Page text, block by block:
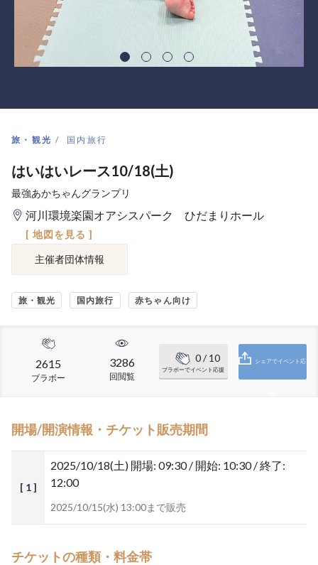
旅・観光 国内旅行
はいはいレース10/18(土)
最強あかちゃんグランプリ
河川環境楽園オアシスパーク ひだまりホール
[ 地図を見る ]
主催者団体情報
旅・観光 国内旅行 赤ちゃん向け
2615
ブラボー
3286
回閲覧
0/ 10
ブラボーでイベント応援
シェアでイベント応
開場/開演情報・チケット販売期間
[ 1 ]
2025/10/18(土) 開場: 09:30 / 開始: 10:30 / 終了:
12:00
2025/10/15(水) 13:00まで販売
チケットの種類・料金帯